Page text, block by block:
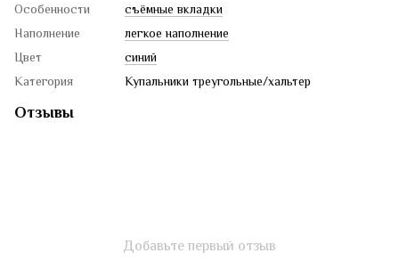
Особенности
съёмные вкладки
Наполнение
легкое наполнение
Цвет
синий
Категория
Купальники треугольные/хальтер
Отзывы
Добавьте первый отзыв